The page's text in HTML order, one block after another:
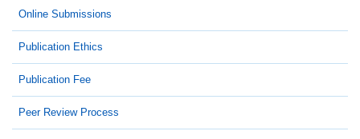
Online Submissions
Publication Ethics
Publication Fee
Peer Review Process